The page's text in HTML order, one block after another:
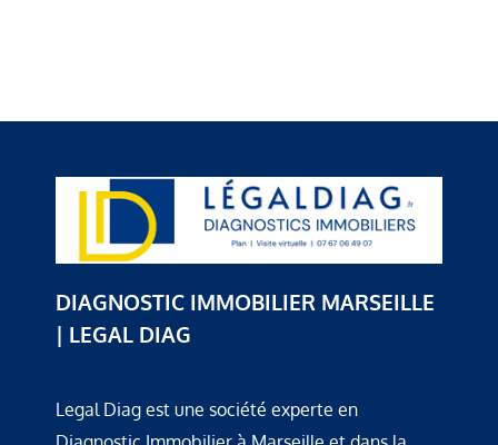
DIAGNOSTIC IMMOBILIER MARSEILLE
| LEGAL DIAG
Legal Diag est une société experte en